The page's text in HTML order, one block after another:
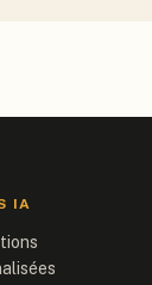
IA